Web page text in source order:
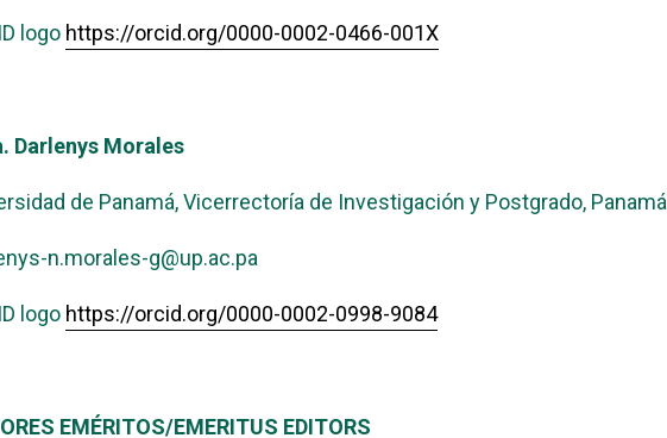
logo https://orcid.org/0000-0002-0466-001X
Darlenys Morales
de Panamá, Vicerrectoría de Investigación y Postgrado, Panamá
n.morales-g@up.ac.pa
logo https://orcid.org/0000-0002-0998-9084
EMÉRITOS/EMERITUS EDITORS